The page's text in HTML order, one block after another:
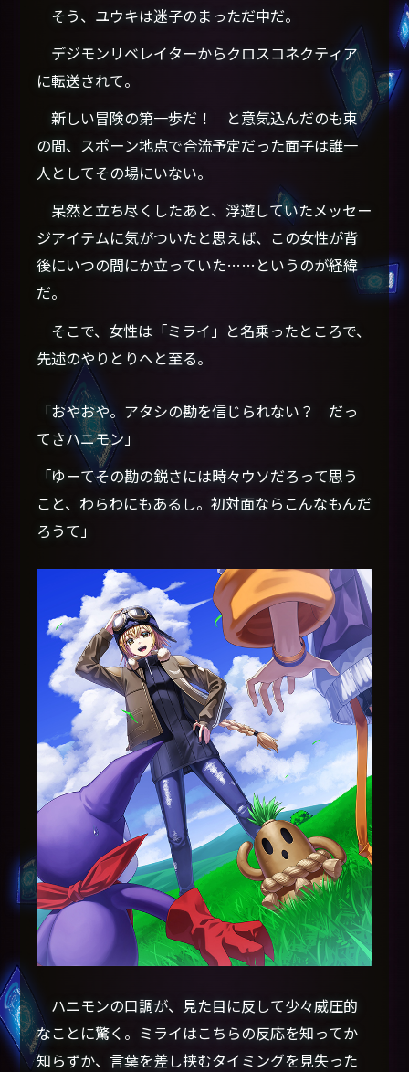
そう、ユウキは迷子のまっただ中だ。
デジモンリベレイターからクロスコネクティア
に転送されて。
新しい冒険の第一歩だ！ と意気込んだのも束
の間、スポーン地点で合流予定だった面子は誰一
人としてその場にいない。
呆然と立ち尽くしたあと、浮遊していたメッセー
ジアイテムに気がついたと思えば、この女性が背
後にいつの間にか立っていた……というのが経緯
だ。
そこで、女性は「ミライ」と名乗ったところで、
先述のやりとりへと至る。
「おやおや。アタシの勘を信じられない？ だっ
てさハニモン」
「ゆーてその勘の鋭さには時々ウソだろって思う
こと、わらわにもあるし。初対面ならこんなもんだ
ろうて」
ハニモンの口調が、見た目に反して少々威圧的
なことに驚く。ミライはこちらの反応を知ってか
知らずか、言葉を差し挟むタイミングを見失った